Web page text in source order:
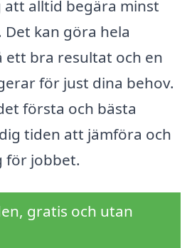
att alltid begära minst
kan göra hela
ett bra resultat och en
för just dina behov.
första och bästa
tiden att jämföra och
för jobbet.
gratis och utan